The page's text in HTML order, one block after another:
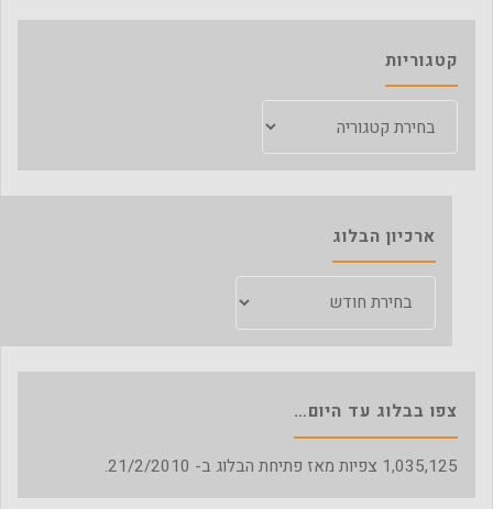
קטגוריות
ארכיון הבלוג
צפו בבלוג עד היום…
1,035,125 צפיות מאז פתיחת הבלוג ב- 21/2/2010.